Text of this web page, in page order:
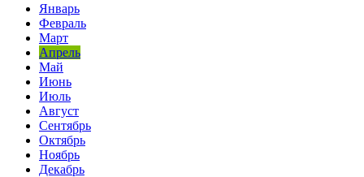
Январь
Февраль
Март
Апрель
Май
Июнь
Июль
Август
Сентябрь
Октябрь
Ноябрь
Декабрь